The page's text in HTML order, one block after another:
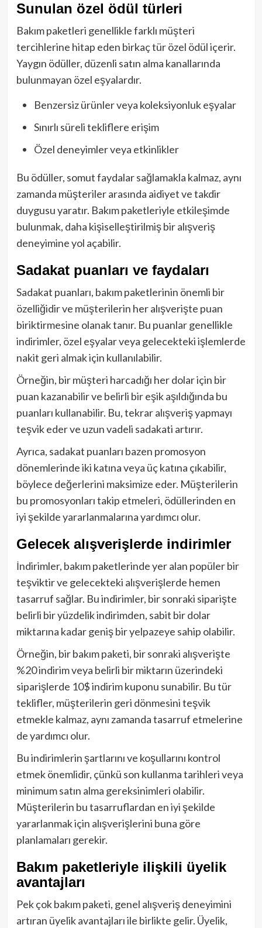
Sunulan özel ödül türleri
Bakım paketleri genellikle farklı müşteri
tercihlerine hitap eden birkaç tür özel ödül içerir.
Yaygın ödüller, düzenli satın alma kanallarında
bulunmayan özel eşyalardır.
Benzersiz ürünler veya koleksiyonluk eşyalar
Sınırlı süreli tekliflere erişim
Özel deneyimler veya etkinlikler
Bu ödüller, somut faydalar sağlamakla kalmaz, aynı
zamanda müşteriler arasında aidiyet ve takdir
duygusu yaratır. Bakım paketleriyle etkileşimde
bulunmak, daha kişiselleştirilmiş bir alışveriş
deneyimine yol açabilir.
Sadakat puanları ve faydaları
Sadakat puanları, bakım paketlerinin önemli bir
özelliğidir ve müşterilerin her alışverişte puan
biriktirmesine olanak tanır. Bu puanlar genellikle
indirimler, özel eşyalar veya gelecekteki işlemlerde
nakit geri almak için kullanılabilir.
Örneğin, bir müşteri harcadığı her dolar için bir
puan kazanabilir ve belirli bir eşik aşıldığında bu
puanları kullanabilir. Bu, tekrar alışveriş yapmayı
teşvik eder ve uzun vadeli sadakati artırır.
Ayrıca, sadakat puanları bazen promosyon
dönemlerinde iki katına veya üç katına çıkabilir,
böylece değerlerini maksimize eder. Müşterilerin
bu promosyonları takip etmeleri, ödüllerinden en
iyi şekilde yararlanmalarına yardımcı olur.
Gelecek alışverişlerde indirimler
İndirimler, bakım paketlerinde yer alan popüler bir
teşviktir ve gelecekteki alışverişlerde hemen
tasarruf sağlar. Bu indirimler, bir sonraki siparişte
belirli bir yüzdelik indirimden, sabit bir dolar
miktarına kadar geniş bir yelpazeye sahip olabilir.
Örneğin, bir bakım paketi, bir sonraki alışverişte
%20 indirim veya belirli bir miktarın üzerindeki
siparişlerde 10$ indirim kuponu sunabilir. Bu tür
teklifler, müşterilerin geri dönmesini teşvik
etmekle kalmaz, aynı zamanda tasarruf etmelerine
de yardımcı olur.
Bu indirimlerin şartlarını ve koşullarını kontrol
etmek önemlidir, çünkü son kullanma tarihleri veya
minimum satın alma gereksinimleri olabilir.
Müşterilerin bu tasarruflardan en iyi şekilde
yararlanmak için alışverişlerini buna göre
planlamaları gerekir.
Bakım paketleriyle ilişkili üyelik
avantajları
Pek çok bakım paketi, genel alışveriş deneyimini
artıran üyelik avantajları ile birlikte gelir. Üyelik,